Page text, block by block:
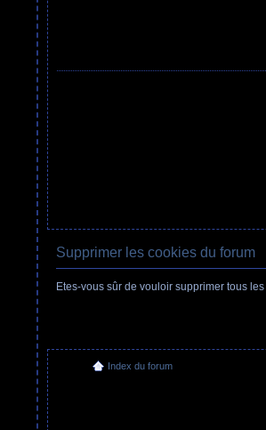
Supprimer les cookies du forum
Etes-vous sûr de vouloir supprimer tous
Index du forum